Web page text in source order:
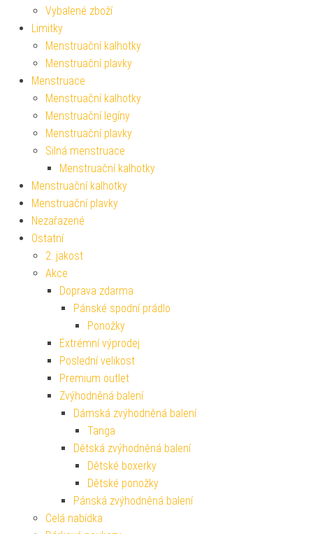
Vybalené zboží
Limitky
Menstruační kalhotky
Menstruační plavky
Menstruace
Menstruační kalhotky
Menstruační legíny
Menstruační plavky
Silná menstruace
Menstruační kalhotky
Menstruační kalhotky
Menstruační plavky
Nezařazené
Ostatní
2. jakost
Akce
Doprava zdarma
Pánské spodní prádlo
Ponožky
Extrémní výprodej
Poslední velikost
Premium outlet
Zvýhodněná balení
Dámská zvýhodněná balení
Tanga
Dětská zvýhodněná balení
Dětské boxerky
Dětské ponožky
Pánská zvýhodněná balení
Celá nabídka